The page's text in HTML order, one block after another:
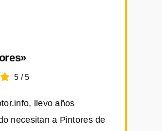
5 /5
llevo años
necesitan a Pintores de